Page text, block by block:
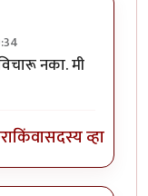
byनाना चेंगट
नका. मी
किंवासदस्य व्हा